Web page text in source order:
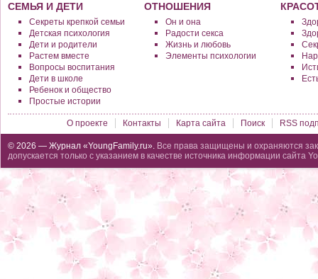
СЕМЬЯ И ДЕТИ
Секреты крепкой семьи
Детская психология
Дети и родители
Растем вместе
Вопросы воспитания
Дети в школе
Ребенок и общество
Простые истории
ОТНОШЕНИЯ
Он и она
Радости секса
Жизнь и любовь
Элементы психологии
О проекте Контакты Карта сайта Поиск RSS
© 2026 — Журнал «YoungFamily.ru». Все права защищены и охраняются
допускается только с указанием в качестве источника информации сайта